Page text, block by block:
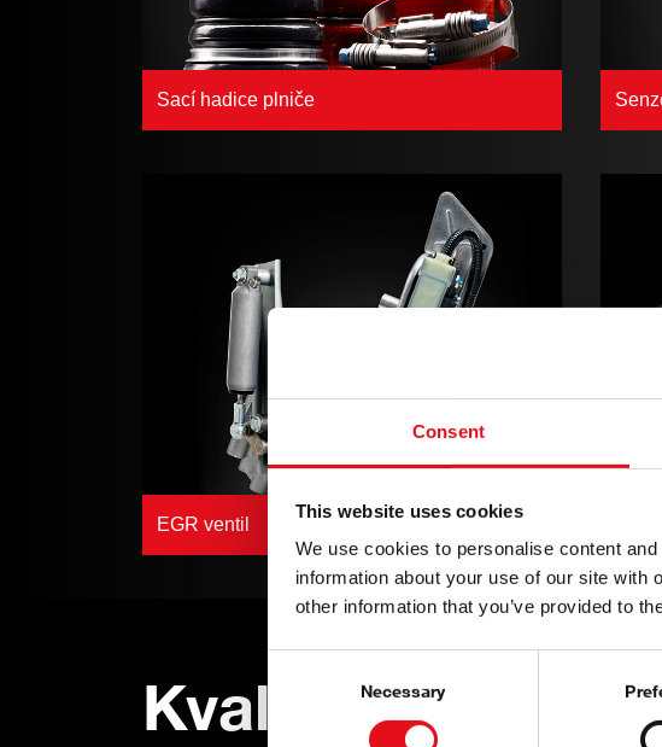
Consent
This website uses cookies
We use cookies to personalise content
information about your use of our site with
other information that you’ve provided to
Selection
Necessary
Sací hadice plniče
EGR ventil
Kvalita od